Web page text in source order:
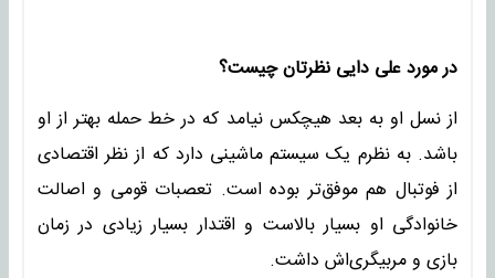
در مورد علی دایی نظرتان چیست؟
از نسل او به بعد هیچکس نیامد که در خط حمله بهتر از او
باشد. به نظرم یک سیستم ماشینی دارد که از نظر اقتصادی
از فوتبال هم موفق‌تر بوده است. تعصبات قومی و اصالت
خانوادگی او بسیار بالاست و اقتدار بسیار زیادی در زمان
بازی و مربیگری‌اش داشت.